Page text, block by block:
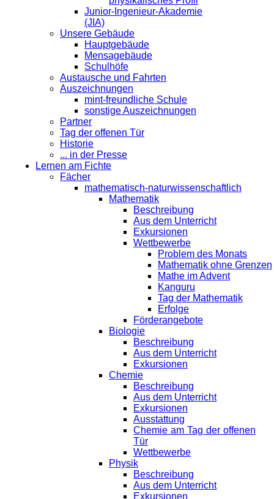
Junior-Ingenieur-Akademie
(JIA)
Unsere Gebäude
Hauptgebäude
Mensagebäude
Schulhöfe
Austausche und Fahrten
Auszeichnungen
mint-freundliche Schule
sonstige Auszeichnungen
Partner
Tag der offenen Tür
Historie
... in der Presse
Lernen am Fichte
Fächer
mathematisch-naturwissenschaftlich
Mathematik
Beschreibung
Aus dem Unterricht
Exkursionen
Wettbewerbe
Problem des Monats
Mathematik ohne Grenzen
Mathe im Advent
Kanguru
Tag der Mathematik
Erfolge
Förderangebote
Biologie
Beschreibung
Aus dem Unterricht
Exkursionen
Chemie
Beschreibung
Aus dem Unterricht
Exkursionen
Ausstattung
Chemie am Tag der offenen
Tür
Wettbewerbe
Physik
Beschreibung
Aus dem Unterricht
Exkursionen